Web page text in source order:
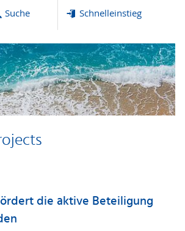
Suche Schnelleinstieg
die aktive Beteiligung